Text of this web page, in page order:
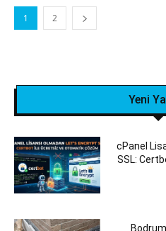
1 2
Yeni
cPanel
SSL: